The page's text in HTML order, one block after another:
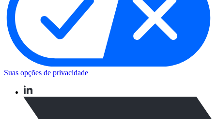
Suas opções de privacidade